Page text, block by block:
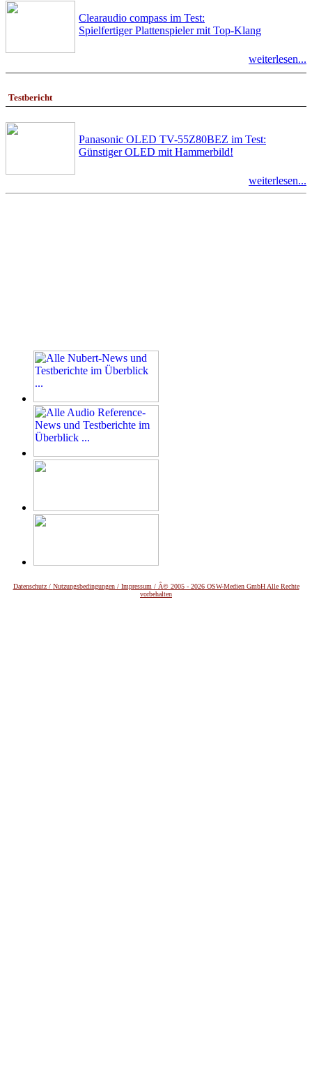
Clearaudio compass im Test:
Spielfertiger Plattenspieler mit Top-Klang
weiterlesen...
Testbericht
Panasonic OLED TV-55Z80BEZ im Test:
Günstiger OLED mit Hammerbild!
weiterlesen...
Datenschutz / Nutzungsbedingungen / Impressum / Â© 2005 - 2026 OSW-Medien GmbH Alle Rechte
vorbehalten